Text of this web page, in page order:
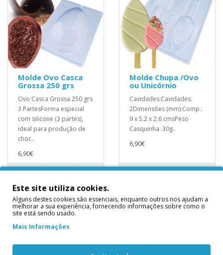
Molde Ovo Casca
Grossa 250 grs
Ovo Casca Grossa 250 grs
3 PartesForma especial
com silicone (3 partes),
ideal para produção de
choc..
6,90€
Molde Chupa /Ovo
ou Unicórnio
Cavidades:Cavidades:
2Dimensões (mm):Comp.:
9 x 5.2 x 2.6 cmsPeso
Casquinha: 30g..
6,90€
Este site utiliza cookies.
Alguns destes cookies são essenciais, enquanto outros nos ajudam a
melhorar a sua experiência, fornecendo informações sobre como o
site está sendo usado.
Mais Informações